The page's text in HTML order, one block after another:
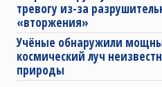
тревогу из-за
«вторжения»
Учёные обнаружили
космический луч
природы